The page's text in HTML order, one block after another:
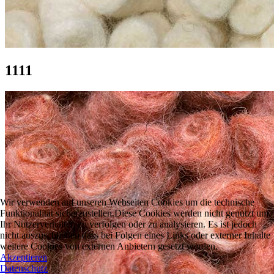
1111
Wir verwenden auf unseren Webseiten Cookies um die technische
Funktionalität sicherzustellen.Diese Cookies werden nicht genutzt um
Ihr Nutzerverhalten zu verfolgen oder zu analysieren. Es ist jedoch
nicht auszuschließen dass bei Folgen eines Links oder externer Inhalte
weitere Cookies von externen Anbietern gesetzt werden.
Akzeptieren
Datenschutz